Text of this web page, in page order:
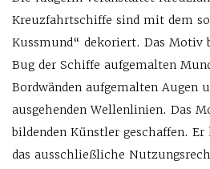
Kreuzfahrtschiffe sind mit dem
Kussmund“ dekoriert. Das Motiv
Bug der Schiffe aufgemalten
Bordwänden aufgemalten Augen
ausgehenden Wellenlinien. Das
bildenden Künstler geschaffen.
das ausschließliche